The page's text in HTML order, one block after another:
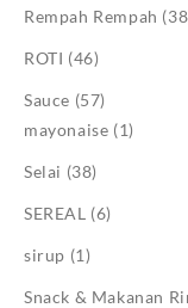
Rempah Rempah
ROTI (46)
Sauce (57)
mayonaise (1)
Selai (38)
SEREAL (6)
sirup (1)
Snack & Makanan